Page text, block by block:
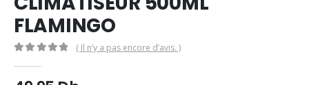
FLAMINGO
( Il n’y a pas encore d’avis. )